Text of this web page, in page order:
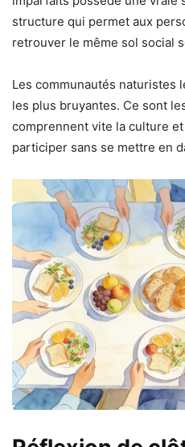
structure qui permet aux
retrouver le même sol social
Les communautés naturistes
les plus bruyantes. Ce sont
comprennent vite la culture
participer sans se mettre en